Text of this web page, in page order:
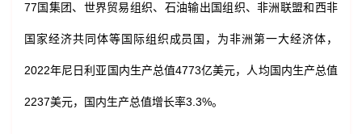
77国集团、世界贸易组织、石油输出国组织、非洲联盟和西非
国家经济共同体等国际组织成员国，为非洲第一大经济体，
2022年尼日利亚国内生产总值4773亿美元，人均国内生产总值
2237美元，国内生产总值增长率3.3%。